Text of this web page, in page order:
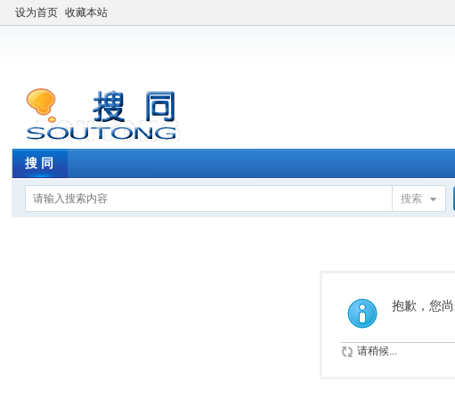
设为首页 收藏本站
搜 同
搜索
抱歉，您
请稍候...